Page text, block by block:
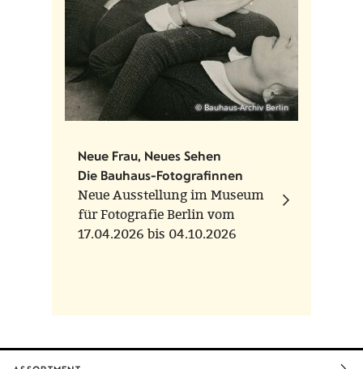
© Bauhaus-Archiv Berlin
Neue Frau, Neues Sehen
Die Bauhaus-Fotografinnen
Neue Ausstellung im Museum
für Fotografie Berlin vom
17.04.2026 bis 04.10.2026